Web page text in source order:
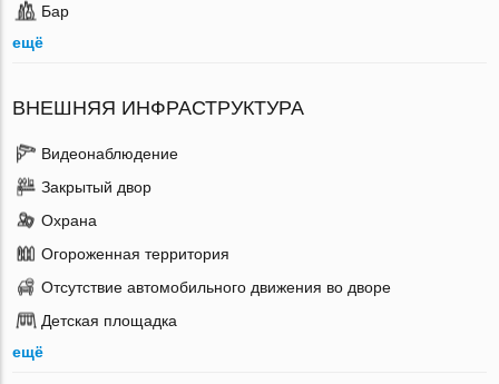
Бар
ещё
ВНЕШНЯЯ ИНФРАСТРУКТУРА
Видеонаблюдение
Закрытый двор
Охрана
Огороженная территория
Отсутствие автомобильного движения во дворе
Детская площадка
ещё